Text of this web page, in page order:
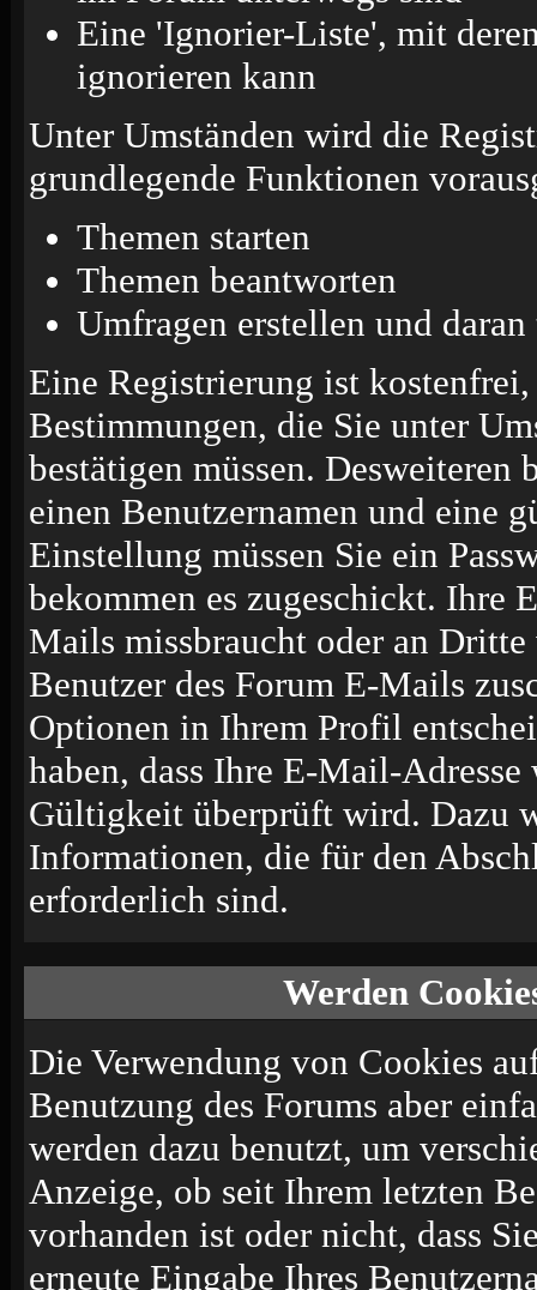
Eine 'Ignorier-Liste', mit
ignorieren kann
Unter Umständen wird die
grundlegende Funktionen
Themen starten
Themen beantworten
Umfragen erstellen und
Eine Registrierung ist
Bestimmungen, die Sie unter
bestätigen müssen.
einen Benutzernamen und eine
Einstellung müssen Sie ein
bekommen es zugeschickt. Ihre
Mails missbraucht oder an
Benutzer des Forum E-Mails
Optionen in Ihrem Profil
haben, dass Ihre E-Mail-
Gültigkeit überprüft wird. Dazu
Informationen, die für den
erforderlich sind.
Werden
Die Verwendung von Cookies
Benutzung des Forums aber
werden dazu benutzt, um
Anzeige, ob seit Ihrem letzten
vorhanden ist oder nicht, dass
erneute Eingabe Ihres